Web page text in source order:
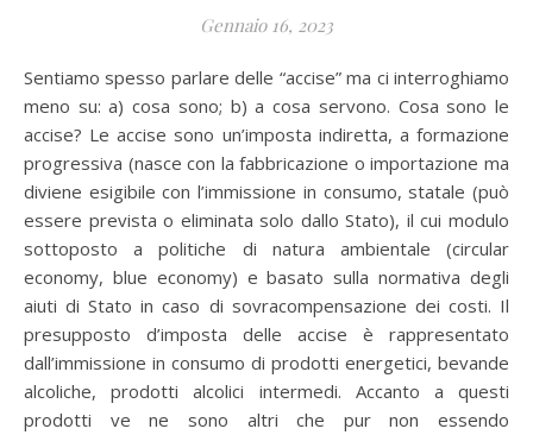
Gennaio 16, 2023
Sentiamo spesso parlare delle “accise” ma ci interroghiamo
meno su: a) cosa sono; b) a cosa servono. Cosa sono le
accise? Le accise sono un’imposta indiretta, a formazione
progressiva (nasce con la fabbricazione o importazione ma
diviene esigibile con l’immissione in consumo, statale (può
essere prevista o eliminata solo dallo Stato), il cui modulo
sottoposto a politiche di natura ambientale (circular
economy, blue economy) e basato sulla normativa degli
aiuti di Stato in caso di sovracompensazione dei costi. Il
presupposto d’imposta delle accise è rappresentato
dall’immissione in consumo di prodotti energetici, bevande
alcoliche, prodotti alcolici intermedi. Accanto a questi
prodotti ve ne sono altri che pur non essendo